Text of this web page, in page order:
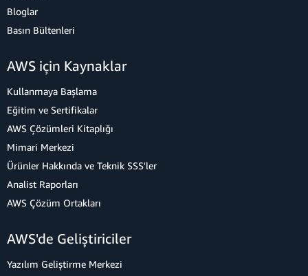
Bloglar
Basın Bültenleri
AWS için Kaynaklar
Kullanmaya Başlama
Eğitim ve Sertifikalar
AWS Çözümleri Kitaplığı
Mimari Merkezi
Ürünler Hakkında ve Teknik SSS'ler
Analist Raporları
AWS Çözüm Ortakları
AWS'de Geliştiriciler
Yazılım Geliştirme Merkezi